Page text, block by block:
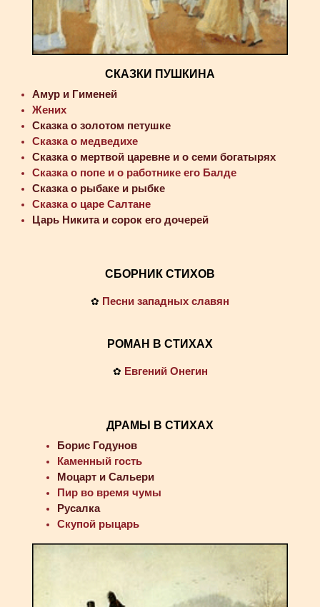
СКАЗКИ ПУШКИНА
Амур и Гименей
Жених
Сказка о золотом петушке
Сказка о медведихе
Сказка о мертвой царевне и о семи богатырях
Сказка о попе и о работнике его Балде
Сказка о рыбаке и рыбке
Сказка о царе Салтане
Царь Никита и сорок его дочерей
СБОРНИК СТИХОВ
✿ Песни западных славян
РОМАН В СТИХАХ
✿ Евгений Онегин
ДРАМЫ В СТИХАХ
Борис Годунов
Каменный гость
Моцарт и Сальери
Пир во время чумы
Русалка
Скупой рыцарь